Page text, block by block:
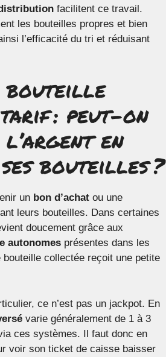
facilitent ce travail.
les bouteilles propres et bien
l’efficacité du tri et réduisant
bouteille
: peut-on
en
bouteilles ?
un bon d’achat ou une
leurs bouteilles. Dans certaines
doucement grâce aux
autonomes présentes dans les
collectée reçoit une petite
ce n’est pas un jackpot. En
varie généralement de 1 à 3
ces systèmes. Il faut donc en
voir son ticket de caisse baisser